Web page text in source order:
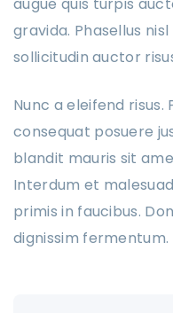
gravida. Phasellus
sollicitudin auctor
Nunc a eleifend
consequat posuere
blandit mauris sit
Interdum et
primis in faucibus.
dignissim fermentum.